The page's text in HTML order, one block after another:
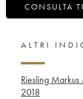
CONSULTA
ALTRI
Riesling
2018